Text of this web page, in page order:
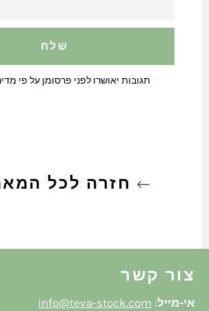
תגובות יאושרו לפני פרסומן על פי
חזרה לכל
צור קשר
אי-מייל:
info@teva-stock.com